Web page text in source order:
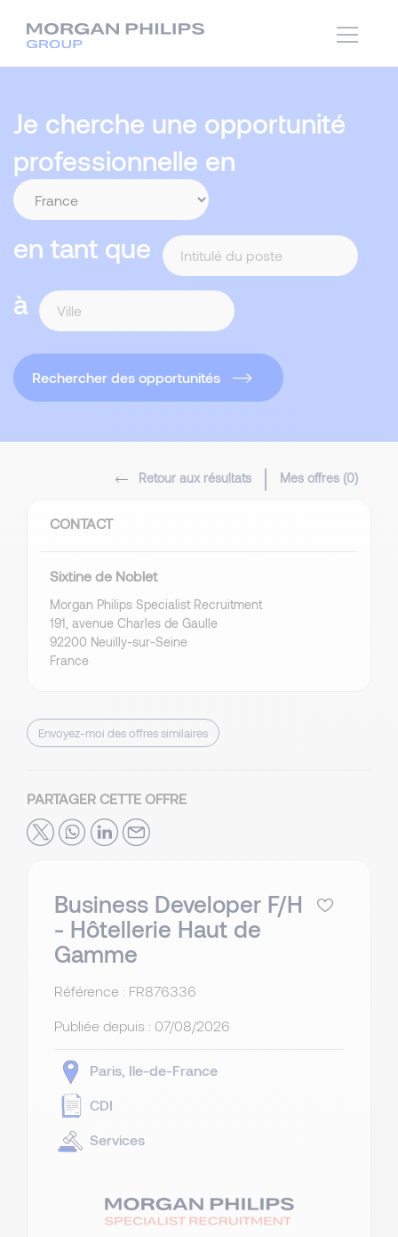
Je cherche une opportunité
professionnelle en
en tant que
à
Rechercher des opportunités
Retour aux résultats Mes offres (0)
CONTACT
Sixtine de Noblet
Morgan Philips Specialist Recruitment
191, avenue Charles de Gaulle
92200 Neuilly-sur-Seine
France
Envoyez-moi des offres similaires
PARTAGER CETTE OFFRE
Business Developer F/H
- Hôtellerie Haut de
Gamme
Référence : FR876336
Publiée depuis : 07/08/2026
Paris Ile-de-France
CDI
Services